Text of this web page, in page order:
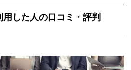
用した人の口コミ・評判